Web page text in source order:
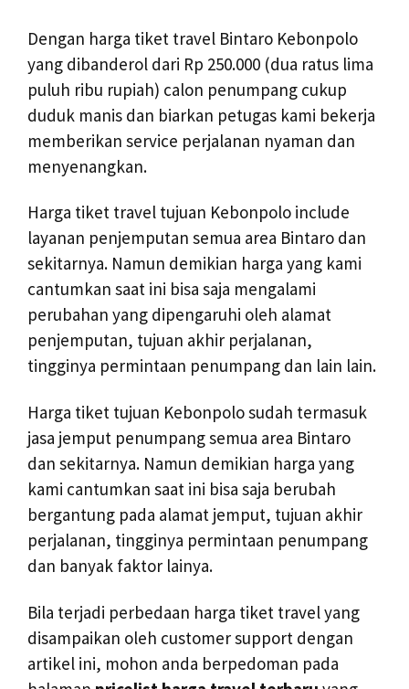
Dengan harga tiket travel Bintaro Kebonpolo
yang dibanderol dari Rp 250.000 (dua ratus lima
puluh ribu rupiah) calon penumpang cukup
duduk manis dan biarkan petugas kami bekerja
memberikan service perjalanan nyaman dan
menyenangkan.
Harga tiket travel tujuan Kebonpolo include
layanan penjemputan semua area Bintaro dan
sekitarnya. Namun demikian harga yang kami
cantumkan saat ini bisa saja mengalami
perubahan yang dipengaruhi oleh alamat
penjemputan, tujuan akhir perjalanan,
tingginya permintaan penumpang dan lain lain.
Harga tiket tujuan Kebonpolo sudah termasuk
jasa jemput penumpang semua area Bintaro
dan sekitarnya. Namun demikian harga yang
kami cantumkan saat ini bisa saja berubah
bergantung pada alamat jemput, tujuan akhir
perjalanan, tingginya permintaan penumpang
dan banyak faktor lainya.
Bila terjadi perbedaan harga tiket travel yang
disampaikan oleh customer support dengan
artikel ini, mohon anda berpedoman pada